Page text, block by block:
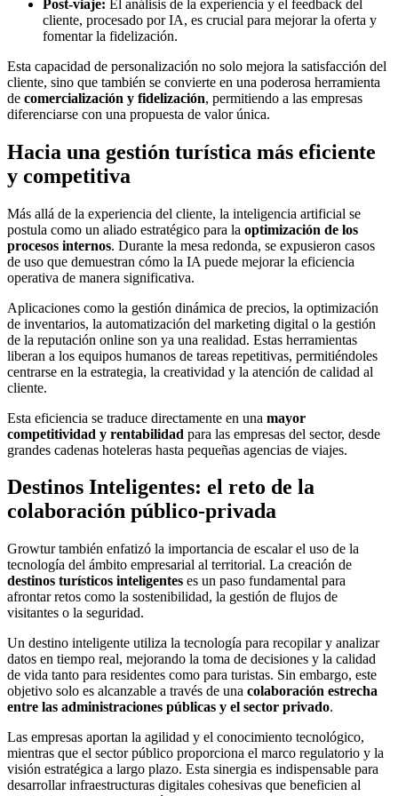
Post-viaje: El análisis de la experiencia y el feedback del
cliente, procesado por IA, es crucial para mejorar la oferta y
fomentar la fidelización.
Esta capacidad de personalización no solo mejora la satisfacción del
cliente, sino que también se convierte en una poderosa herramienta
de comercialización y fidelización, permitiendo a las empresas
diferenciarse con una propuesta de valor única.
Hacia una gestión turística más eficiente
y competitiva
Más allá de la experiencia del cliente, la inteligencia artificial se
postula como un aliado estratégico para la optimización de los
procesos internos. Durante la mesa redonda, se expusieron casos
de uso que demuestran cómo la IA puede mejorar la eficiencia
operativa de manera significativa.
Aplicaciones como la gestión dinámica de precios, la optimización
de inventarios, la automatización del marketing digital o la gestión
de la reputación online son ya una realidad. Estas herramientas
liberan a los equipos humanos de tareas repetitivas, permitiéndoles
centrarse en la estrategia, la creatividad y la atención de calidad al
cliente.
Esta eficiencia se traduce directamente en una mayor
competitividad y rentabilidad para las empresas del sector, desde
grandes cadenas hoteleras hasta pequeñas agencias de viajes.
Destinos Inteligentes: el reto de la
colaboración público-privada
Growtur también enfatizó la importancia de escalar el uso de la
tecnología del ámbito empresarial al territorial. La creación de
destinos turísticos inteligentes es un paso fundamental para
afrontar retos como la sostenibilidad, la gestión de flujos de
visitantes o la seguridad.
Un destino inteligente utiliza la tecnología para recopilar y analizar
datos en tiempo real, mejorando la toma de decisiones y la calidad
de vida tanto para residentes como para turistas. Sin embargo, este
objetivo solo es alcanzable a través de una colaboración estrecha
entre las administraciones públicas y el sector privado.
Las empresas aportan la agilidad y el conocimiento tecnológico,
mientras que el sector público proporciona el marco regulatorio y la
visión estratégica a largo plazo. Esta sinergia es indispensable para
desarrollar infraestructuras digitales cohesivas que beneficien al